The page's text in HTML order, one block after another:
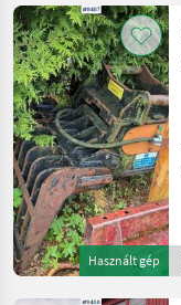
Használt gép